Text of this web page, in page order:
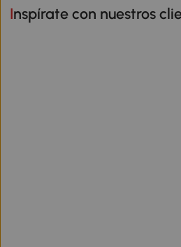
Inspírate con nuestros